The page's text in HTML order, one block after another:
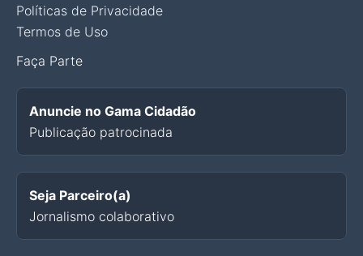
Políticas de Privacidade
Termos de Uso
Faça Parte
Anuncie no Gama Cidadão
Publicação patrocinada
Seja Parceiro(a)
Jornalismo colaborativo